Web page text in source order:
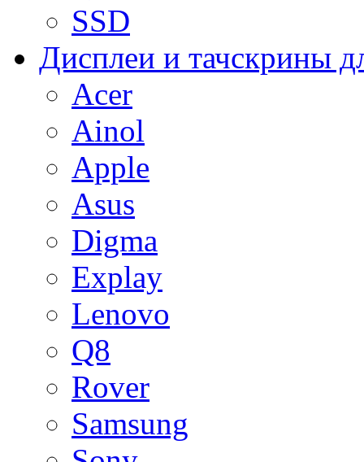
SSD
Дисплеи и тачскрины
Acer
Ainol
Apple
Asus
Digma
Explay
Lenovo
Q8
Rover
Samsung